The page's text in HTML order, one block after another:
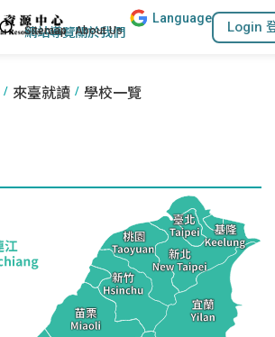
站內搜尋
網站導覽關於我們
Language
Login
來臺就讀 學校一覽